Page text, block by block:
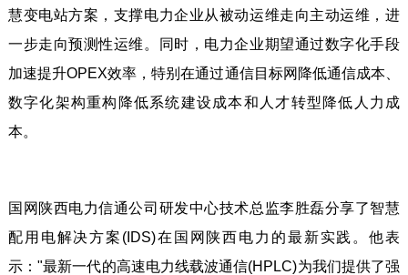
慧变电站方案，支撑电力企业从被动运维走向主动运维，进
一步走向预测性运维。同时，电力企业期望通过数字化手段
加速提升OPEX效率，特别在通过通信目标网降低通信成本、
数字化架构重构降低系统建设成本和人才转型降低人力成
本。
国网陕西电力信通公司研发中心技术总监李胜磊分享了智慧
配用电解决方案(IDS)在国网陕西电力的最新实践。他表
示："最新一代的高速电力线载波通信(HPLC)为我们提供了强